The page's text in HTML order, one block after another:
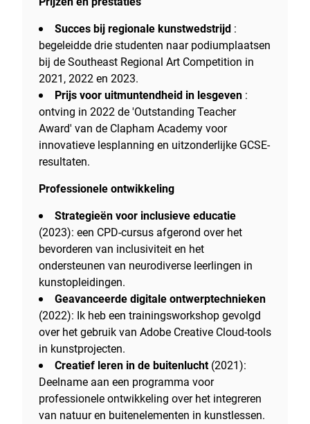
Succes bij regionale kunstwedstrijd :
begeleidde drie studenten naar podiumplaatsen
bij de Southeast Regional Art Competition in
2021, 2022 en 2023.
Prijs voor uitmuntendheid in lesgeven :
ontving in 2022 de 'Outstanding Teacher
Award' van de Clapham Academy voor
innovatieve lesplanning en uitzonderlijke GCSE-
resultaten.
Professionele ontwikkeling
Strategieën voor inclusieve educatie
(2023): een CPD-cursus afgerond over het
bevorderen van inclusiviteit en het
ondersteunen van neurodiverse leerlingen in
kunstopleidingen.
Geavanceerde digitale ontwerptechnieken
(2022): Ik heb een trainingsworkshop gevolgd
over het gebruik van Adobe Creative Cloud-tools
in kunstprojecten.
Creatief leren in de buitenlucht(2021):
Deelname aan een programma voor
professionele ontwikkeling over het integreren
van natuur en buitenelementen in kunstlessen.